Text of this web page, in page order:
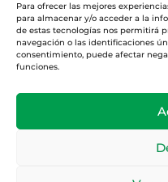
Para ofrecer las mejores
para almacenar y/o acceder a la
de estas tecnologías nos permitirá
navegación o las identificaciones
consentimiento, puede afectar
funciones.
Diseño y